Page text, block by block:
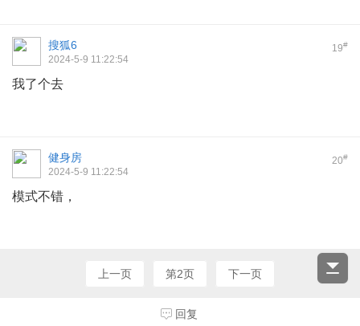
19#
搜狐6
2024-5-9 11:22:54
我了个去
20#
健身房
2024-5-9 11:22:54
模式不错，
上一页 第2页 下一页
回复